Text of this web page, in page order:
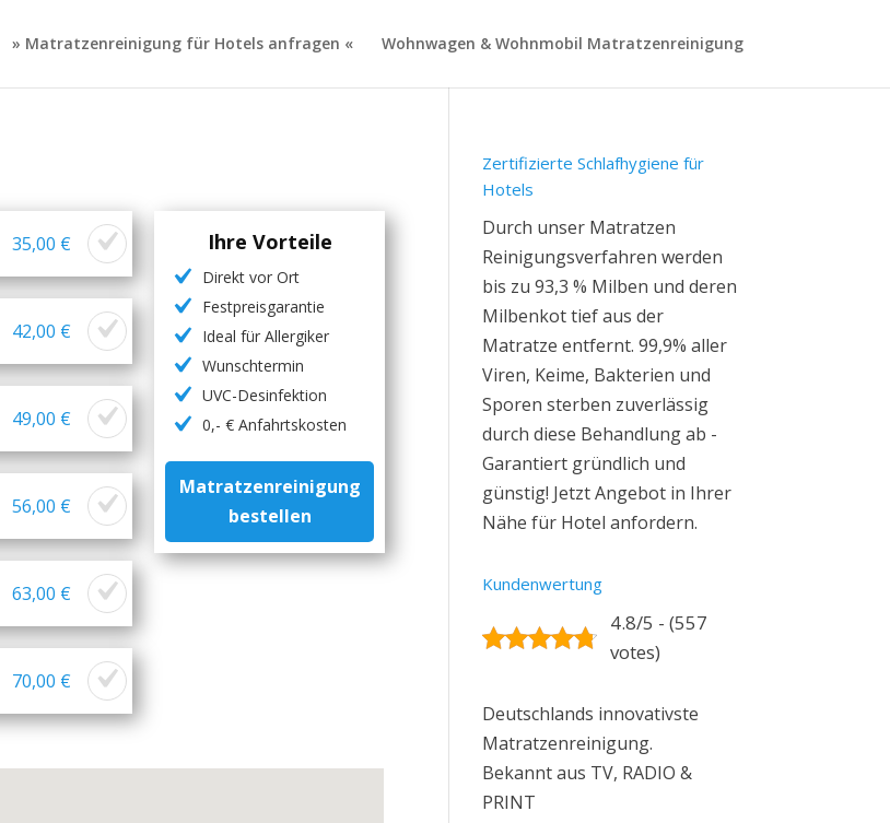
» Matratzenreinigung für Hotels anfragen « Wohnwagen & Wohnmobil Matratzenreinigung
35,00 €
42,00 €
49,00 €
56,00 €
63,00 €
70,00 €
Ihre Vorteile
Direkt vor Ort
Festpreisgarantie
Ideal für Allergiker
Wunschtermin
UVC-Desinfektion
0,- € Anfahrtskosten
Matratzenreinigung
bestellen
Zertifizierte Schlafhygiene für
Hotels
Durch unser Matratzen
Reinigungsverfahren werden
bis zu 93,3 % Milben und deren
Milbenkot tief aus der
Matratze entfernt. 99,9% aller
Viren, Keime, Bakterien und
Sporen sterben zuverlässig
durch diese Behandlung ab -
Garantiert gründlich und
günstig! Jetzt Angebot in Ihrer
Nähe für Hotel anfordern.
Kundenwertung
4.8/5 - (557
votes)
Deutschlands innovativste
Matratzenreinigung.
Bekannt aus TV, RADIO &
PRINT